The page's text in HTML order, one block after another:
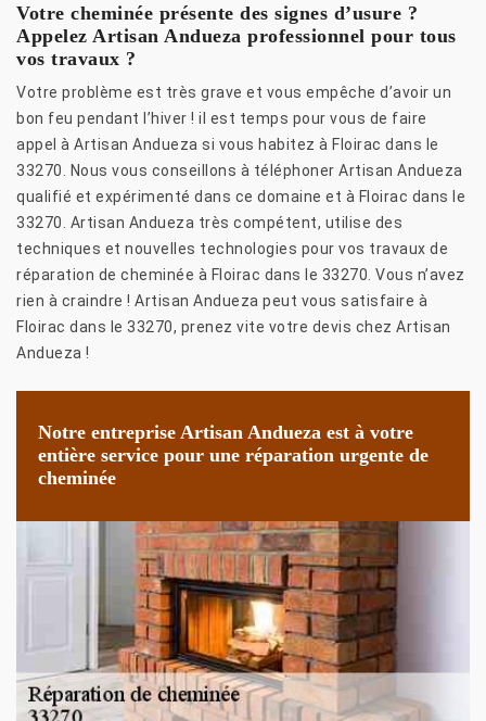
Votre cheminée présente des signes d’usure ?
Appelez Artisan Andueza professionnel pour tous
vos travaux ?
Votre problème est très grave et vous empêche d’avoir un
bon feu pendant l’hiver ! il est temps pour vous de faire
appel à Artisan Andueza si vous habitez à Floirac dans le
33270. Nous vous conseillons à téléphoner Artisan Andueza
qualifié et expérimenté dans ce domaine et à Floirac dans le
33270. Artisan Andueza très compétent, utilise des
techniques et nouvelles technologies pour vos travaux de
réparation de cheminée à Floirac dans le 33270. Vous n’avez
rien à craindre ! Artisan Andueza peut vous satisfaire à
Floirac dans le 33270, prenez vite votre devis chez Artisan
Andueza !
Notre entreprise Artisan Andueza est à votre
entière service pour une réparation urgente de
cheminée